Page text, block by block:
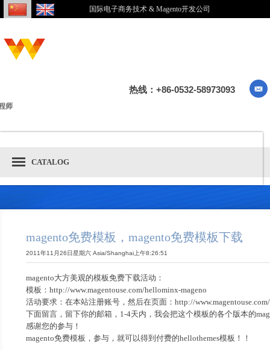
国际电子商务技术 & Magento开发公司
热线：+86-0532-58973093
师
CATALOG
magento免费模板，magento免费模板下载
2011年11月26日星期六 Asia/Shanghai上午8:26:51
magento大方美观的模板免费下载活动：
模板：http://www.magentouse.com/hellominx-mageno
活动要求：在本站注册账号，然后在页面：http://
下面留言，留下你的邮箱，1-4天内，我会把这个模板的各个版本的
感谢您的参与！
magento免费模板，参与，就可以得到付费的hellothemes模板！！